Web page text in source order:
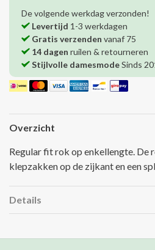
De volgende werkdag verzonden!
Levertijd 1-3 werkdagen
Gratis verzenden vanaf 75
14 dagen ruilen & retourneren
Stijlvolle damesmodeSinds
Overzicht
Regular fit rok op enkellengte. De
klepzakken op de zijkant en een
Details